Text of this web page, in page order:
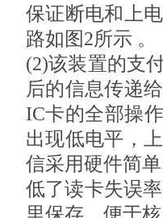
保证断电和上
路如图2所示 。
(2)该装置的支
后的信息传递
IC卡的全部操
出现低电平，
信采用硬件简
低了读卡失误